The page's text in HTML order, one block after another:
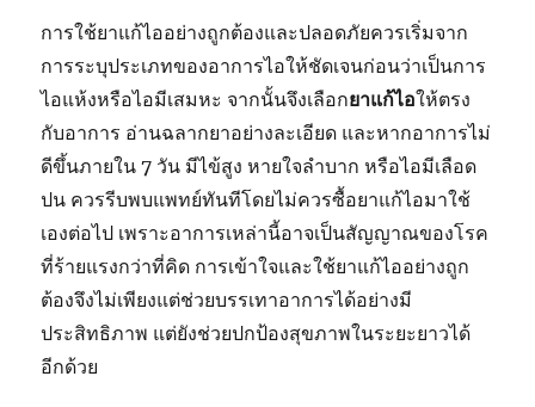
การใช้ยาแก้ไออย่างถูกต้องและปลอดภัยควรเริ่มจาก
การระบุประเภทของอาการไอให้ชัดเจนก่อนว่าเป็นการ
ไอแห้งหรือไอมีเสมหะ จากนั้นจึงเลือกยาแก้ไอให้ตรง
กับอาการ อ่านฉลากยาอย่างละเอียด และหากอาการไม่
ดีขึ้นภายใน 7 วัน มีไข้สูง หายใจลำบาก หรือไอมีเลือด
ปน ควรรีบพบแพทย์ทันทีโดยไม่ควรซื้อยาแก้ไอมาใช้
เองต่อไป เพราะอาการเหล่านี้อาจเป็นสัญญาณของโรค
ที่ร้ายแรงกว่าที่คิด การเข้าใจและใช้ยาแก้ไออย่างถูก
ต้องจึงไม่เพียงแต่ช่วยบรรเทาอาการได้อย่างมี
ประสิทธิภาพ แต่ยังช่วยปกป้องสุขภาพในระยะยาวได้
อีกด้วย